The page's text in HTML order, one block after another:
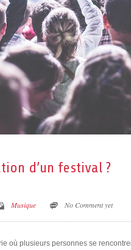
d’un festival ?
Musique No Comment yet
où plusieurs personnes se